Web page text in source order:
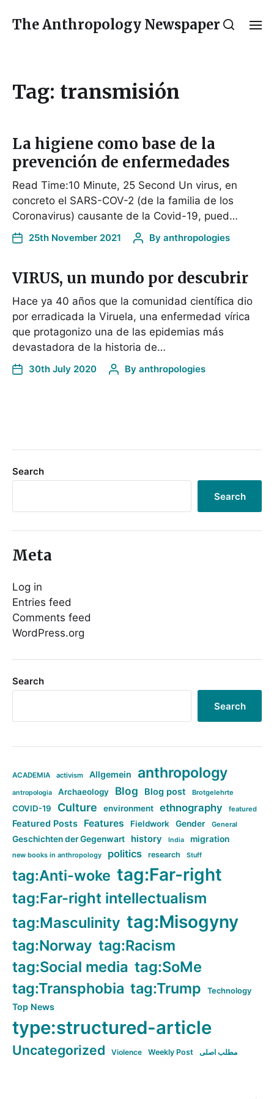
The Anthropology Newspaper
Tag: transmisión
La higiene como base de la
prevención de enfermedades
Read Time:10 Minute, 25 Second Un virus, en
concreto el SARS-COV-2 (de la familia de los
Coronavirus) causante de la Covid-19, pued…
25th November 2021 By anthropologies
VIRUS, un mundo por descubrir
Hace ya 40 años que la comunidad científica dio
por erradicada la Viruela, una enfermedad vírica
que protagonizo una de las epidemias más
devastadora de la historia de…
30th July 2020 By anthropologies
Search
Search
Meta
Log in
Entries feed
Comments feed
WordPress.org
Search
Search
ACADEMIA activism Allgemein anthropology
antropologia Archaeology Blog Blog post Brotgelehrte
COVID-19 Culture environment ethnography featured
Featured Posts Features Fieldwork Gender General
Geschichten der Gegenwart history India migration
new books in anthropology politics research Stuff
tag:Anti-woke tag:Far-right
tag:Far-right intellectualism
tag:Masculinity tag:Misogyny
tag:Norway tag:Racism
tag:Social media tag:SoMe
tag:Transphobia tag:Trump Technology
Top News
type:structured-article
Uncategorized Violence Weekly Post مطلب اصلی